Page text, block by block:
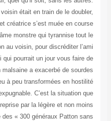
était en train de le doubler,
créatrice s’est muée en course
monstre qui tyrannise tout le
au voisin, pour discréditer l’ami
qui pourrait un jour vous faire de
malsaine a exacerbé de sourdes
à peu transformées en hostilité
C’est la situation que
par la légère et non moins
« 300 généraux Patton sans